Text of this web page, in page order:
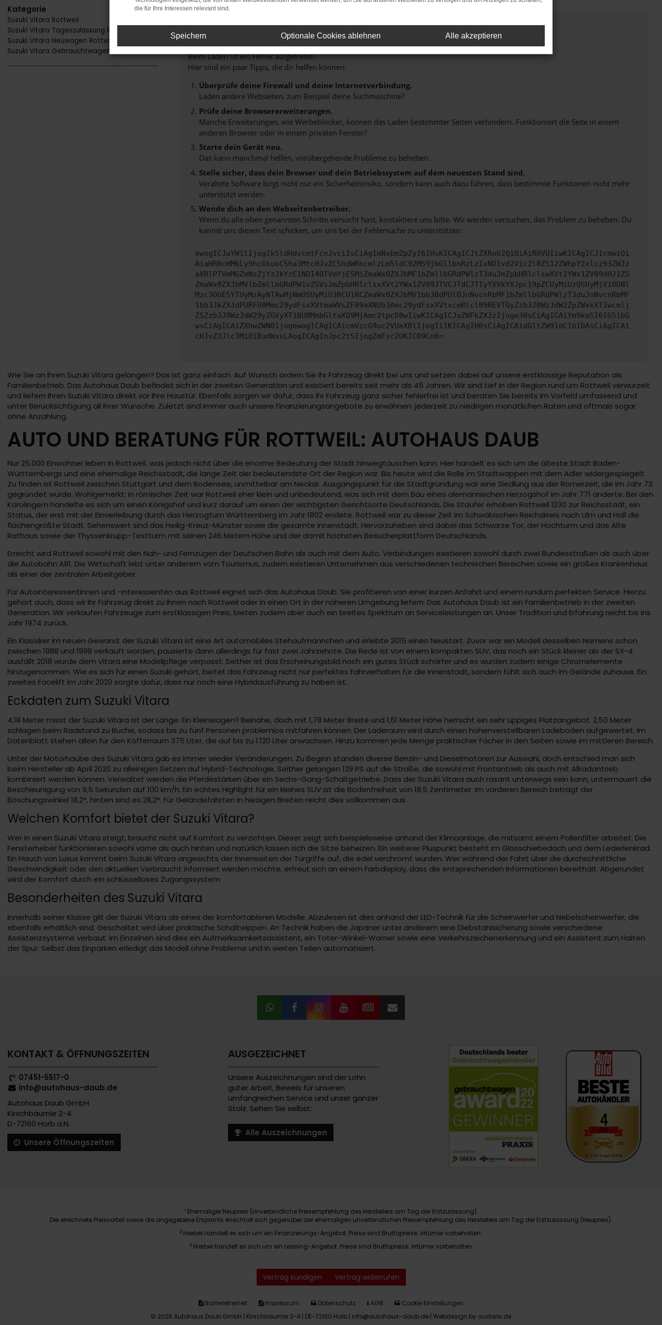
Kategorie
Suzuki Vitara Rottweil
Suzuki Vitara Tageszulassung Rottweil
Suzuki Vitara Neuwagen Rottweil
Suzuki Vitara Gebrauchtwagen Rottweil
FEHLER: NETWORK ERROR
Beim Laden ist ein Fehler aufgetreten.
Hier sind ein paar Tipps, die dir helfen können:
Überprüfe deine Firewall und deine Internetverbindung.
Laden andere Webseiten, zum Beispiel deine Suchmaschine?
Prüfe deine Browsererweiterungen.
Manche Erweiterungen, wie Werbeblocker, können das Laden bestimmter Seiten verhindern. Funktioniert die Seite in einem
anderen Browser oder in einem privaten Fenster?
Starte dein Gerät neu.
Das kann manchmal helfen, vorübergehende Probleme zu beheben.
Stelle sicher, dass dein Browser und dein Betriebssystem auf dem neuesten Stand sind.
Veraltete Software birgt nicht nur ein Sicherheitsrisiko, sondern kann auch dazu führen, dass bestimmte Funktionen nicht mehr
unterstützt werden.
Wende dich an den Webseitenbetreiber.
Wenn du alle oben genannten Schritte versucht hast, kontaktiere uns bitte. Wir werden versuchen, das Problem zu beheben. Du
kannst uns diesen Text schicken, um uns bei der Fehlersuche zu unterstützen:
ewogICJuYW1lIjogIk5ldHdvcmtFcnJvciIsCiAgImNvbmZpZyI6IHsKICAgICJtZXRob2QiOiAiR0VUIiwKICAgICJ1cmwiOi
AiaHR0cHM6Ly9hcGkueC5ha3MtcHJvZC5hdWRhcmlzLm5ldC92MS9jbGllbnRzLzIxNDIvd2Vic2l0ZS12ZWhpY2xlcz93ZWJz
aXRlPTVmMGZmNzZjYzJkYzE1NDI4OTVmYjE5MiZmaWx0ZXJbMF1bZmllbGRdPWlzT3duJmZpbHRlclswXVt2YWx1ZV09dHJ1ZS
ZmaWx0ZXJbMV1bZmllbGRdPW1vZGVsJmZpbHRlclsxXVt2YWx1ZV09JTVCJTdCJTIyYXVkYXJpc19pZCUyMiUzQSUyMjViODNl
Mzc3OGE5YTUyMzAyNTAwMjNmOSUyMiU3RCU1RCZmaWx0ZXJbMV1bb3BdPUlOJnNvcnRbMF1bZmllbGRdPWlzT3duJnNvcnRbMF
1bb3JkZXJdPURFU0Mmc29ydFsxXVtmaWVsZF09aXNUb3Amc29ydFsxXVtvcmRlcl09REVTQyZzb3J0WzJdW2ZpZWxkXT1wcmlj
ZSZzb3J0WzJdW29yZGVyXT1BU0MmbGltaXQ9MjAmc2tpcD0wIiwKICAgICJoZWFkZXJzIjoge30sCiAgICAiYm9keSI6IG51bG
wsCiAgICAiZXhwZWN0IjogewogICAgICAicmVzcG9uc2VUeXBlIjogIiIKICAgIH0sCiAgICAidGltZW91dCI6IDAsCiAgICAi
cHJvZ3Jlc3MiOiBudWxsLAogICAgInJpc2t5IjogZmFsc2UKICB9Cn0=
Wie Sie an Ihren Suzuki Vitara gelangen? Das ist ganz einfach. Auf Wunsch ordern Sie Ihr Fahrzeug direkt bei uns und setzen dabei auf unsere erstklassige Reputation als
Familienbetrieb. Das Autohaus Daub befindet sich in der zweiten Generation und existiert bereits seit mehr als 45 Jahren. Wir sind tief in der Region rund um Rottweil verwurzelt
und liefern Ihren Suzuki Vitara direkt vor Ihre Haustür. Ebenfalls sorgen wir dafür, dass Ihr Fahrzeug ganz sicher fehlerfrei ist und beraten Sie bereits im Vorfeld umfassend und
unter Berücksichtigung all Ihrer Wünsche. Zuletzt sind immer auch unsere Finanzierungsangebote zu erwähnen: jederzeit zu niedrigen monatlichen Raten und oftmals sogar
ohne Anzahlung.
AUTO UND BERATUNG FÜR ROTTWEIL: AUTOHAUS DAUB
Nur 25.000 Einwohner leben in Rottweil, was jedoch nicht über die enorme Bedeutung der Stadt hinwegtäuschen kann. Hier handelt es sich um die älteste Stadt Baden-
Württembergs und eine ehemalige Reichsstadt, die lange Zeit der bedeutendste Ort der Region war. Bis heute wird die Rolle im Stadtwappen mit dem Adler widergespiegelt.
Zu finden ist Rottweil zwischen Stuttgart und dem Bodensee, unmittelbar am Neckar. Ausgangspunkt für die Stadtgründung war eine Siedlung aus der Römerzeit, die im Jahr 73
gegründet wurde. Wohlgemerkt: in römischer Zeit war Rottweil eher klein und unbedeutend, was sich mit dem Bau eines alemannischen Herzogshof im Jahr 771 änderte. Bei den
Karolingern handelte es sich um einen Königshof und kurz darauf um einen der wichtigsten Gerichtsorte Deutschlands. Die Staufer erhoben Rottweil 1230 zur Reichsstadt, ein
Status, der erst mit der Einverleibung durch das Herzogtum Württemberg im Jahr 1802 endete. Rottweil war zu dieser Zeit im Schwäbischen Reichskreis nach Ulm und Hall die
flächengrößte Stadt. Sehenswert sind das Heilig-Kreuz-Münster sowie die gesamte Innenstadt. Hervorzuheben sind dabei das Schwarze Tor, der Hochturm und das Alte
Rathaus sowie der Thyssenkrupp-Testturm mit seinen 246 Metern Höhe und der damit höchsten Besucherplattform Deutschlands.
Erreicht wird Rottweil sowohl mit den Nah- und Fernzügen der Deutschen Bahn als auch mit dem Auto. Verbindungen existieren sowohl durch zwei Bundesstraßen als auch über
die Autobahn A81. Die Wirtschaft lebt unter anderem vom Tourismus, zudem existieren Unternehmen aus verschiedenen technischen Bereichen sowie ein großes Krankenhaus
als einer der zentralen Arbeitgeber.
Für Autointeressentinnen und -interessenten aus Rottweil eignet sich das Autohaus Daub. Sie profitieren von einer kurzen Anfahrt und einem rundum perfekten Service. Hierzu
gehört auch, dass wir Ihr Fahrzeug direkt zu Ihnen nach Rottweil oder in einen Ort in der näheren Umgebung liefern. Das Autohaus Daub ist ein Familienbetrieb in der zweiten
Generation. Wir verkaufen Fahrzeuge zum erstklassigen Preis, bieten zudem aber auch ein breites Spektrum an Serviceleistungen an. Unser Tradition und Erfahrung reicht bis ins
Jahr 1974 zurück.
Ein Klassiker im neuen Gewand: der Suzuki Vitara ist eine Art automobiles Stehaufmännchen und erlebte 2015 einen Neustart. Zuvor war ein Modell desselben Namens schon
zwischen 1988 und 1998 verkauft worden, pausierte dann allerdings für fast zwei Jahrzehnte. Die Rede ist von einem kompakten SUV, das noch ein Stück kleiner als der SX-4
ausfällt 2018 wurde dem Vitara eine Modellpflege verpasst. Seither ist das Erscheinungsbild noch ein gutes Stück schärfer und es wurden zudem einige Chromelemente
hinzugenommen. Wie es sich für einen Suzuki gehört, bietet das Fahrzeug nicht nur perfektes Fahrverhalten für die Innenstadt, sondern fühlt sich auch im Gelände zuhause. Ein
zweites Facelift im Jahr 2020 sorgte dafür, dass nur noch eine Hybridausführung zu haben ist.
Eckdaten zum Suzuki Vitara
4,18 Meter misst der Suzuki Vitara ist der Länge. Ein Kleinwagen? Beinahe, doch mit 1,78 Meter Breite und 1,61 Meter Höhe herrscht ein sehr üppiges Platzangebot. 2,50 Meter
schlagen beim Radstand zu Buche, sodass bis zu fünf Personen problemlos mitfahren können. Der Laderaum wird durch einen höhenverstellbaren Ladeboden aufgewertet. Im
Datenblatt stehen allein für den Kofferraum 375 Liter, die auf bis zu 1.120 Liter anwachsen. Hinzu kommen jede Menge praktischer Fächer in den Seiten sowie im mittleren Bereich.
Unter der Motorhaube des Suzuki Vitara gab es immer wieder Veränderungen. Zu Beginn standen diverse Benzin- und Dieselmotoren zur Auswahl, doch entschied man sich
beim Hersteller ab April 2020 zu alleinigen Setzen auf Hybrid-Technologie. Seither gelangen 129 PS auf die Straße, die sowohl mit Frontantrieb als auch mit Allradantrieb
kombiniert werden können. Verwaltet werden die Pferdestärken über ein Sechs-Gang-Schaltgetriebe. Dass der Suzuki Vitara auch rasant unterwegs sein kann, untermauert die
Beschleunigung von 9,5 Sekunden auf 100 km/h. Ein echtes Highlight für ein kleines SUV ist die Bodenfreiheit von 18,5 Zentimeter. Im vorderen Bereich beträgt der
Böschungswinkel 18,2°, hinten sind es 28,2°. Für Geländefahrten in hiesigen Breiten reicht dies vollkommen aus.
Welchen Komfort bietet der Suzuki Vitara?
Wer in einen Suzuki Vitara steigt, braucht nicht auf Komfort zu verzichten. Dieser zeigt sich beispielsweise anhand der Klimaanlage, die mitsamt einem Pollenfilter arbeitet. Die
Fensterheber funktionieren sowohl vorne als auch hinten und natürlich lassen sich die Sitze beheizen. Ein weiterer Pluspunkt besteht im Glasschiebedach und dem Lederlenkrad.
Ein Hauch von Luxus kommt beim Suzuki Vitara angesichts der Innenseiten der Türgriffe auf, die edel verchromt wurden. Wer während der Fahrt über die durchschnittliche
Geschwindigkeit oder den aktuellen Verbraucht informiert werden möchte, erfreut sich an einem Farbdisplay, dass die entsprechenden Informationen bereithält. Abgerundet
wird der Komfort durch ein schlüsselloses Zugangssystem.
Besonderheiten des Suzuki Vitara
Innerhalb seiner Klasse gilt der Suzuki Vitara als eines der komfortableren Modelle. Abzulesen ist dies anhand der LED-Technik für die Scheinwerfer und Nebelscheinwerfer, die
ebenfalls erhältlich sind. Geschaltet wird über praktische Schaltwippen. An Technik haben die Japaner unter anderem eine Diebstahlsicherung sowie verschiedene
Assistenzsysteme verbaut. Im Einzelnen sind dies ein Aufmerksamkeitsassistent, ein Toter-Winkel-Warner sowie eine Verkehrszeichenerkennung und ein Assistent zum Halten
der Spur. Selbst das Einparken erledigt das Modell ohne Probleme und in weiten Teilen automatisiert.
KONTAKT & ÖFFNUNGSZEITEN
07451-5517-0
info@autohaus-daub.de
Autohaus Daub GmbH
Kirschbäumle 2-4
D-72160 Horb a.N.
Unsere Öffnungszeiten
AUSGEZEICHNET
Unsere Auszeichnungen sind der Lohn
guter Arbeit, Beweis für unseren
umfangreichen Service und unser ganzer
Stolz. Sehen Sie selbst:
Alle Auszeichnungen
1 Ehemaliger Neupreis (Unverbindliche Preisempfehlung des Herstellers am Tag der Erstzulassung).
Der errechnete Preisvorteil sowie die angegebene Ersparnis errechnet sich gegenüber der ehemaligen unverbindlichen Preisempfehlung des Herstellers am Tag der Erstzulassung (Neupreis).
2 Hierbei handelt es sich um ein Finanzierungs-Angebot. Preise sind Bruttopreise. Irrtümer vorbehalten.
3 Hierbei handelt es sich um ein Leasing-Angebot. Preise sind Bruttopreise. Irrtümer vorbehalten.
Vertrag kündigen Vertrag widerrufen
Barrierefreiheit Impressum Datenschutz AGB
Cookie Einstellungen
© 2026 Autohaus Daub GmbH | Kirschbäumle 2-4 | DE-72160 Horb | info@autohaus-daub.de | Webdesign by audaris.de
die für Ihre Interessen relevant sind.
Speichern Optionale Cookies ablehnen Alle akzeptieren